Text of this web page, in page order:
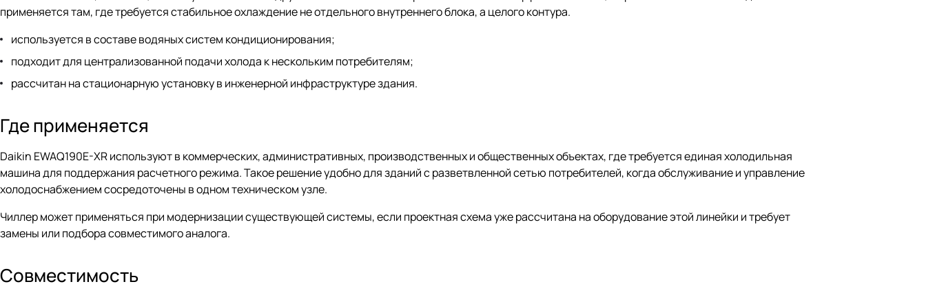
применяется там, где требуется стабильное охлаждение не отдельного внутреннего блока, а целого контура.
используется в составе водяных систем кондиционирования;
подходит для централизованной подачи холода к нескольким потребителям;
рассчитан на стационарную установку в инженерной инфраструктуре здания.
Где применяется
Daikin EWAQ190E-XR используют в коммерческих, административных, производственных и общественных объектах, где требуется единая холодильная
машина для поддержания расчетного режима. Такое решение удобно для зданий с разветвленной сетью потребителей, когда обслуживание и управление
холодоснабжением сосредоточены в одном техническом узле.
Чиллер может применяться при модернизации существующей системы, если проектная схема уже рассчитана на оборудование этой линейки и требует
замены или подбора совместимого аналога.
Совместимость